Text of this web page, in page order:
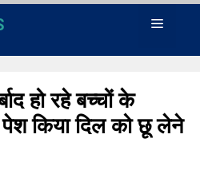
Menu
हो रहे बच्चों के
पेश किया दिल को छू लेने